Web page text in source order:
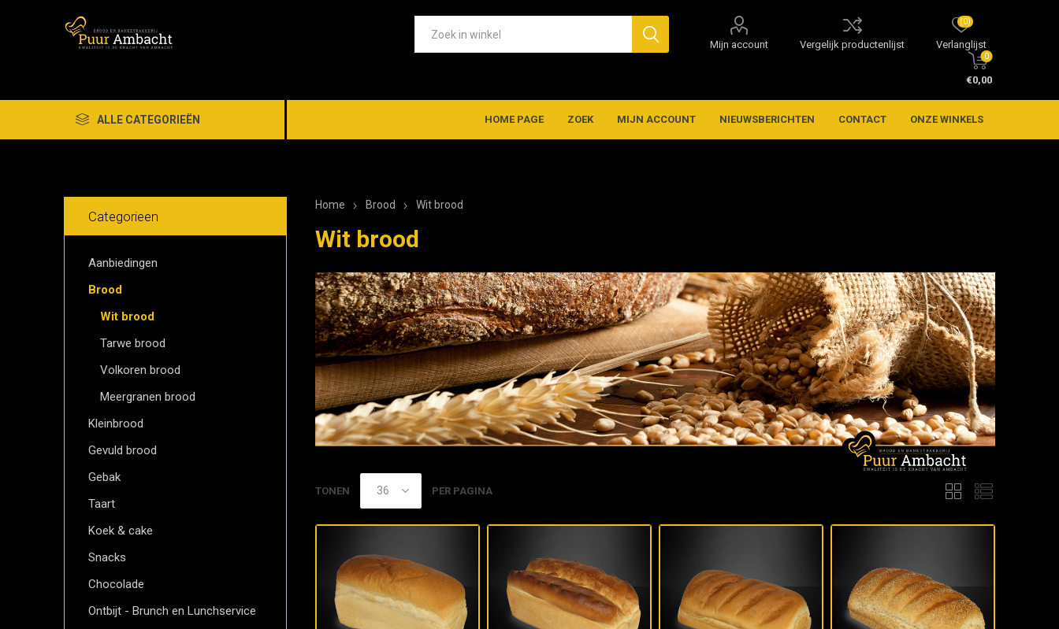
Mijn account Vergelijk productenlijst Verlanglijst
(0)
0
€0,00
ALLE CATEGORIEËN HOME PAGE ZOEK MIJN ACCOUNT NIEUWSBERICHTEN CONTACT ONZE WINKELS
Home Brood Wit brood
Wit brood
TONEN PER PAGINA
Categorieen
Aanbiedingen
Brood
Wit brood
Tarwe brood
Volkoren brood
Meergranen brood
Kleinbrood
Gevuld brood
Gebak
Taart
Koek & cake
Snacks
Chocolade
Ontbijt - Brunch en Lunchservice